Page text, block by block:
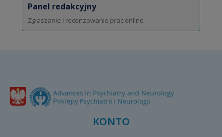
Panel redakcyjny
Zgłaszanie i recenzowanie prac online
KONTO